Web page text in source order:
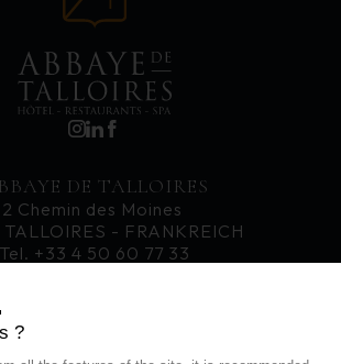
?
DE TALLOIRES
2 Chemin des Moines
- FRANKREICH
Tel. +33 4 50 60 77 33